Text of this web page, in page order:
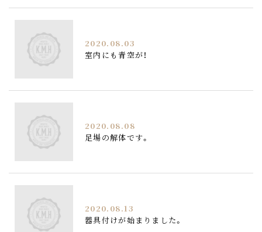
2020.08.03
室内にも青空が！
2020.08.08
足場の解体です。
2020.08.13
器具付けが始まりました。